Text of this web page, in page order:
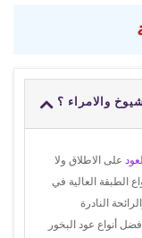
والامراء ؟
على الاطلاق ولا
الطبقة العالية في
النادرة
أنواع عود البخور